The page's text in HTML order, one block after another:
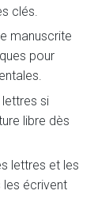
clés.
manuscrite
pour
si
libre dès
lettres et les
les écrivent